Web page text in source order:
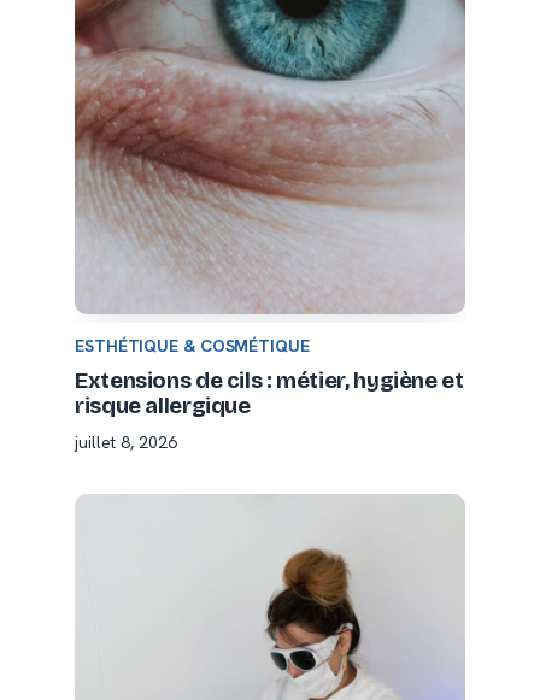
ESTHÉTIQUE & COSMÉTIQUE
Extensions de cils : métier, hygiène et
risque allergique
juillet 8, 2026